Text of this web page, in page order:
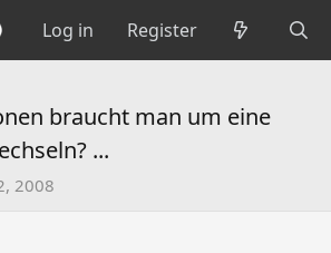
Log in Register
braucht man um eine
...
2008